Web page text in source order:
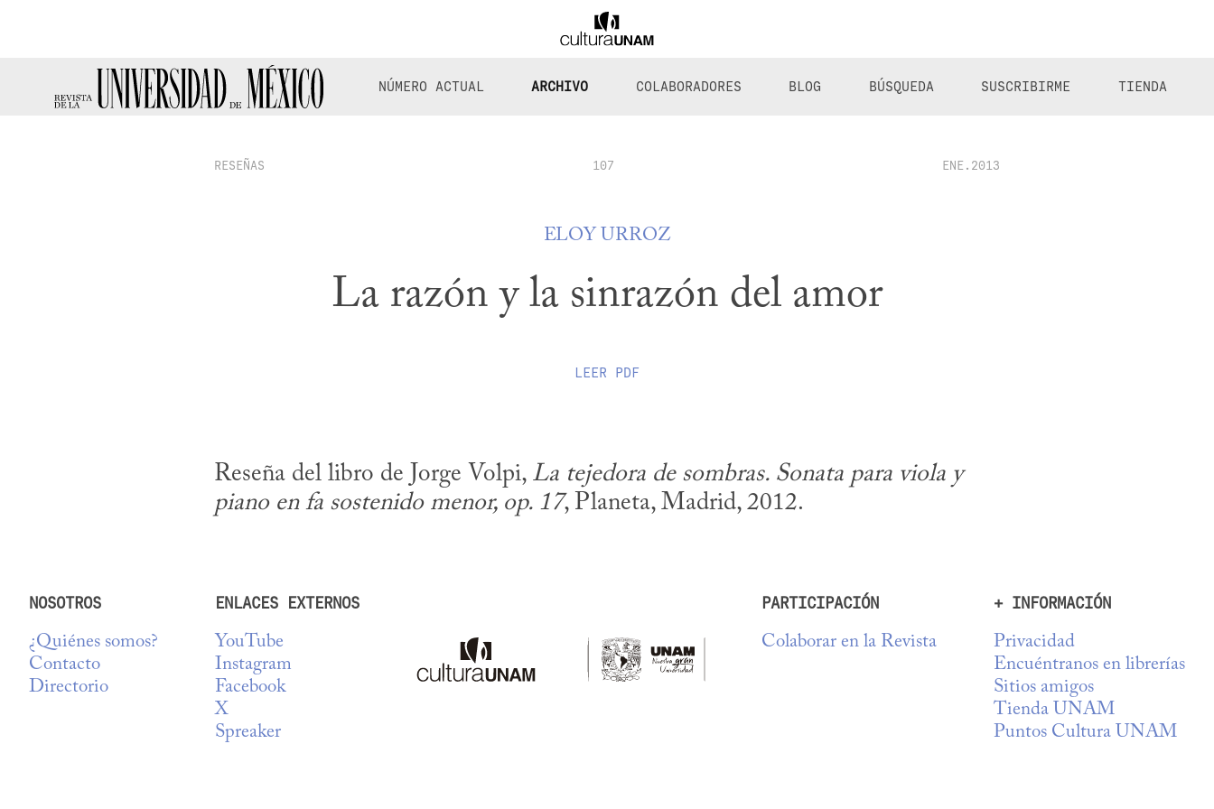
NÚMERO ACTUAL ARCHIVO COLABORADORES BLOG BÚSQUEDA SUSCRIBIRME TIENDA
RESEÑAS 107 ENE.2013
ELOY URROZ
La razón y la sinrazón del amor
LEER PDF
Reseña del libro de Jorge Volpi, La tejedora de sombras. Sonata para viola y
piano en fa sostenido menor, op. 17, Planeta, Madrid, 2012.
NOSOTROS
¿Quiénes somos?
Contacto
Directorio
ENLACES EXTERNOS
YouTube
Instagram
Facebook
X
Spreaker
PARTICIPACIÓN
Colaborar en la Revista
+ INFORMACIÓN
Privacidad
Encuéntranos en librerías
Sitios amigos
Tienda UNAM
Puntos Cultura UNAM